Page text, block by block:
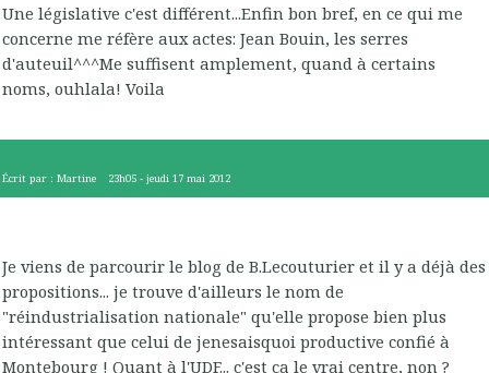
Une législative c'est différent...Enfin bon bref, en ce qui me
concerne me réfère aux actes: Jean Bouin, les serres
d'auteuil^^^Me suffisent amplement, quand à certains
noms, ouhlala! Voila
Écrit par : Martine 23h05 -jeudi 17 mai 2012
Je viens de parcourir le blog de B.Lecouturier et il y a déjà des
propositions... je trouve d'ailleurs le nom de
"réindustrialisation nationale" qu'elle propose bien plus
intéressant que celui de jenesaisquoi productive confié à
Montebourg ! Quant à l'UDF... c'est ça le vrai centre, non ?